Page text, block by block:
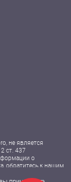
не является
ст. 437
о
обратитесь к нашим